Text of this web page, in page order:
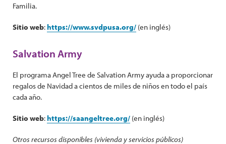
Familia.
Sitio web: https://www.svdpusa.org/ (en inglés)
Salvation Army
El programa Angel Tree de Salvation Army ayuda a proporcionar
regalos de Navidad a cientos de miles de niños en todo el país
cada año.
Sitio web: https://saangeltree.org/ (en inglés)
Otros recursos disponibles (vivienda y servicios públicos)